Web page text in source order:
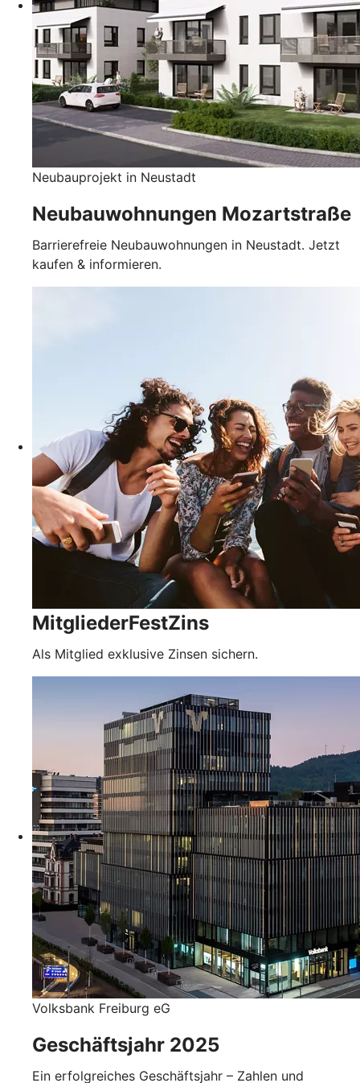
Neubauprojekt in Neustadt
Neubauwohnungen Mozartstraße
Barrierefreie Neubauwohnungen in Neustadt. Jetzt
kaufen & informieren.
MitgliederFestZins
Als Mitglied exklusive Zinsen sichern.
Volksbank Freiburg eG
Geschäftsjahr 2025
Ein erfolgreiches Geschäftsjahr – Zahlen und